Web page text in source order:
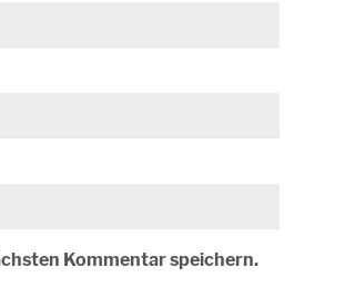
Kommentar speichern.